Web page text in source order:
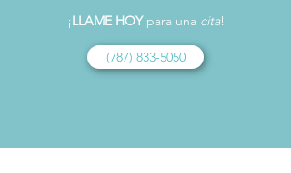
¡LLAME HOYpara una cita!
(787) 833-5050